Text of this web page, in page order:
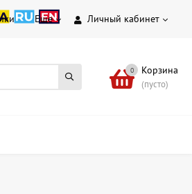
Личный кабинет
Еще
0 Корзина
(пусто)